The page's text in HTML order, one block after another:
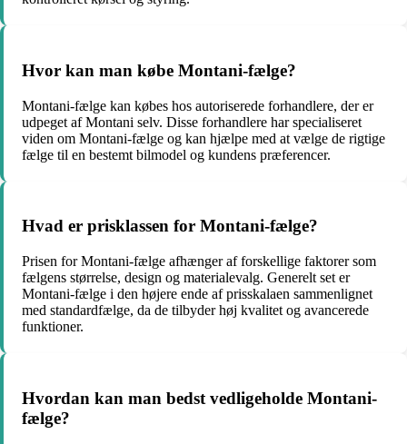
Hvor kan man købe Montani-fælge?
Montani-fælge kan købes hos autoriserede forhandlere, der er
udpeget af Montani selv. Disse forhandlere har specialiseret
viden om Montani-fælge og kan hjælpe med at vælge de rigtige
fælge til en bestemt bilmodel og kundens præferencer.
Hvad er prisklassen for Montani-fælge?
Prisen for Montani-fælge afhænger af forskellige faktorer som
fælgens størrelse, design og materialevalg. Generelt set er
Montani-fælge i den højere ende af prisskalaen sammenlignet
med standardfælge, da de tilbyder høj kvalitet og avancerede
funktioner.
Hvordan kan man bedst vedligeholde Montani-
fælge?